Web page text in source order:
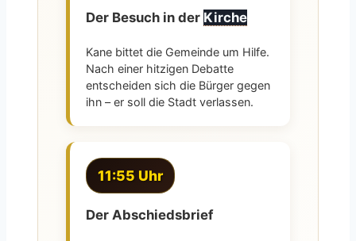
Der Besuch in der Kirche
Kane bittet die Gemeinde um Hilfe.
Nach einer hitzigen Debatte
entscheiden sich die Bürger gegen
ihn – er soll die Stadt verlassen.
11:55 Uhr
Der Abschiedsbrief